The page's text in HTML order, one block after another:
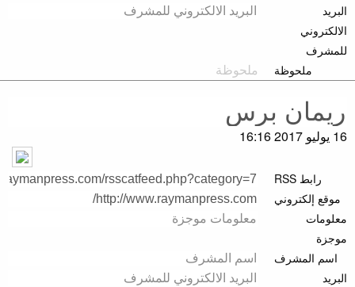
البريد
الالكتروني
للمشرف
ملحوظة
16 يوليو 2017 16:16
رابط RSS
موقع إلكتروني
معلومات
موجزة
اسم المشرف
البريد